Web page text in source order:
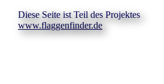
Diese Seite ist Teil des Projektes
www.flaggenfinder.de